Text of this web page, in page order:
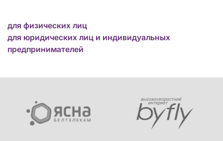
для физических лиц
для юридических лиц и индивидуальных
предпринимателей